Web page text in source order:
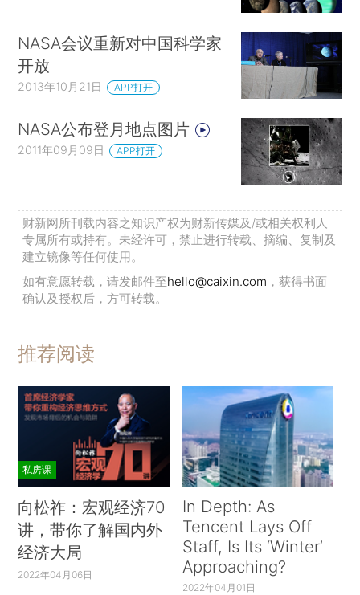
NASA会议重新对中国科学家
开放
2013年10月21日 APP打开
NASA公布登月地点图片
2011年09月09日 APP打开
财新网所刊载内容之知识产权为财新传媒及/或相关权利人
专属所有或持有。未经许可，禁止进行转载、摘编、复制及
建立镜像等任何使用。
如有意愿转载，请发邮件至hello@caixin.com ，获得书面
确认及授权后，方可转载。
推荐阅读
私房课
向松祚：宏观经济70
讲，带你了解国内外
经济大局
2022年04月06日
In Depth: As
Tencent Lays Off
Staff, Is Its ‘Winter’
Approaching?
2022年04月01日